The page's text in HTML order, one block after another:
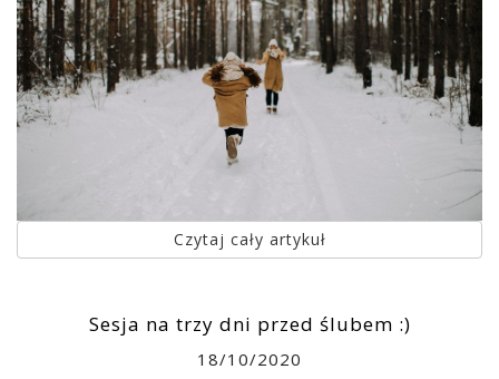
Czytaj cały artykuł
Sesja na trzy dni przed ślubem :)
18/10/2020